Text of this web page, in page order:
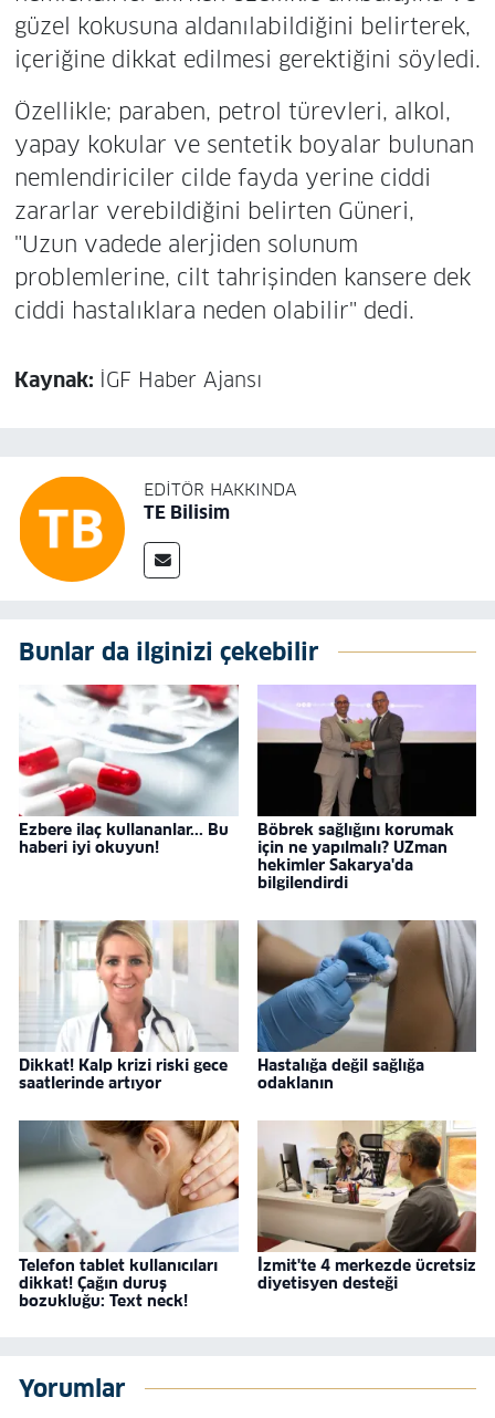
güzel kokusuna aldanılabildiğini belirterek,
içeriğine dikkat edilmesi gerektiğini söyledi.
Özellikle; paraben, petrol türevleri, alkol,
yapay kokular ve sentetik boyalar bulunan
nemlendiriciler cilde fayda yerine ciddi
zararlar verebildiğini belirten Güneri,
"Uzun vadede alerjiden solunum
problemlerine, cilt tahrişinden kansere dek
ciddi hastalıklara neden olabilir" dedi.
Kaynak: İGF Haber Ajansı
EDITÖR HAKKINDA
TE Bilisim
Bunlar da ilginizi çekebilir
Ezbere ilaç kullananlar... Bu
haberi iyi okuyun!
Böbrek sağlığını korumak
için ne yapılmalı? UZman
hekimler Sakarya'da
bilgilendirdi
Dikkat! Kalp krizi riski gece
saatlerinde artıyor
Hastalığa değil sağlığa
odaklanın
Telefon tablet kullanıcıları
dikkat! Çağın duruş
bozukluğu: Text neck!
İzmit'te 4 merkezde ücretsiz
diyetisyen desteği
Yorumlar